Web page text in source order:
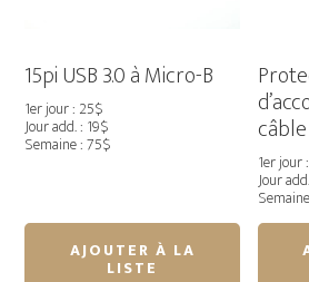
15pi USB 3.0 à Micro-B
1er jour : 25$
Jour add. : 19$
Semaine : 75$
AJOUTER À LA
LISTE
1er jour
Jour